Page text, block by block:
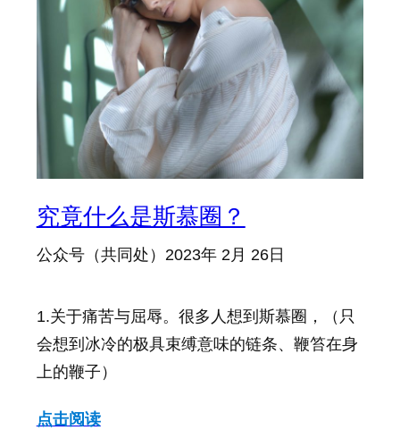
究竟什么是斯慕圈？
公众号（共同处） 2023年 2月 26日
1.关于痛苦与屈辱。很多人想到斯慕圈，（只
会想到冰冷的极具束缚意味的链条、鞭笞在身
上的鞭子）
点击阅读